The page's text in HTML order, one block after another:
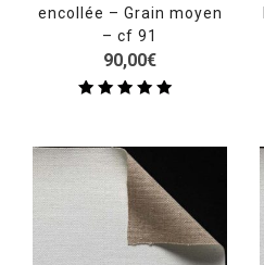
encollée – Grain moyen
– cf 91
90,00€